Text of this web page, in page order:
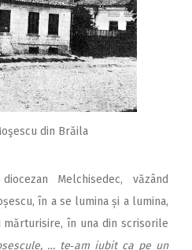
din Brăila
Melchisedec, văzând
în a se lumina și a lumina,
în una din scrisorile
… te‑am iubit ca pe un